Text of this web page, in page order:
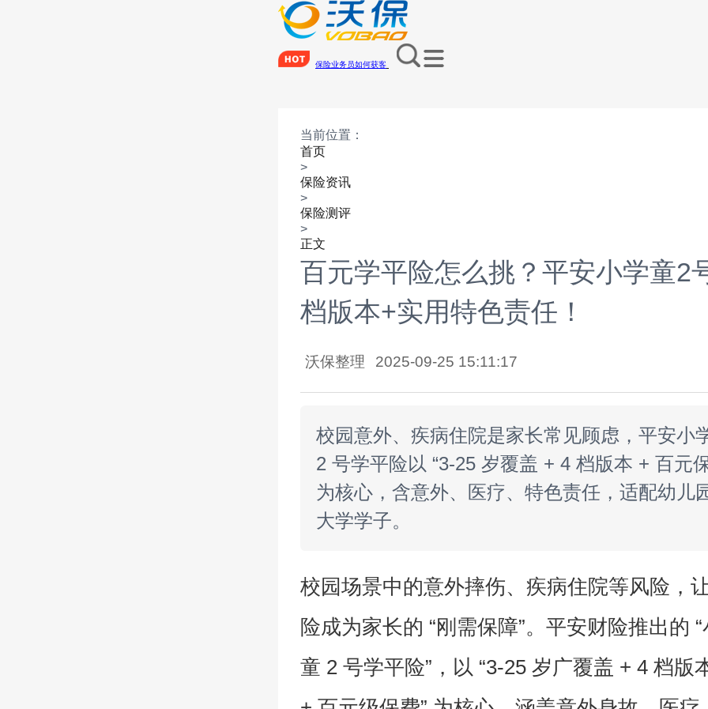
保险业务员如何获客
当前位置：
首页
>
保险资讯
>
保险测评
>
正文
百元学平险怎么挑？平安小学童2
档版本+实用特色责任！
沃保整理 2025-09-25 15:11:17
校园意外、疾病住院是家长常见顾虑，平安小
2 号学平险以 “3-25 岁覆盖 + 4 档版本 + 百元
为核心，含意外、医疗、特色责任，适配幼儿
大学学子。
校园场景中的意外摔伤、疾病住院等风险，
险成为家长的 “刚需保障”。平安财险推出的
童 2 号学平险”，以 “3-25 岁广覆盖 + 4 档版